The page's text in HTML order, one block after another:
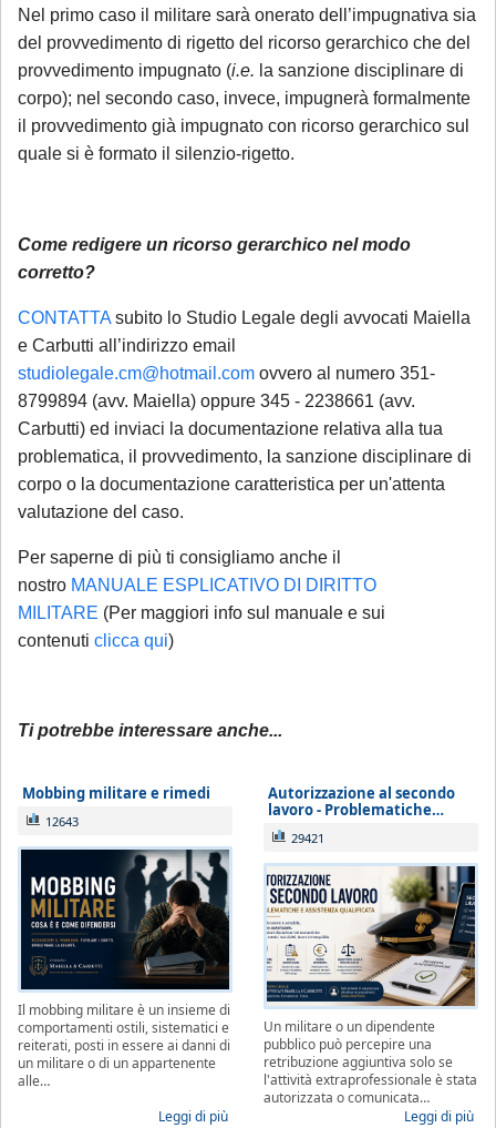
Nel primo caso il militare sarà onerato dell’impugnativa sia
del provvedimento di rigetto del ricorso gerarchico che del
provvedimento impugnato (i.e. la sanzione disciplinare di
corpo); nel secondo caso, invece, impugnerà formalmente
il provvedimento già impugnato con ricorso gerarchico sul
quale si è formato il silenzio-rigetto.
Come redigere un ricorso gerarchico nel modo
corretto?
CONTATTA subito lo Studio Legale degli avvocati Maiella
e Carbutti all’indirizzo email
studiolegale.cm@hotmail.com ovvero al numero 351-
8799894 (avv. Maiella) oppure 345 - 2238661 (avv.
Carbutti) ed inviaci la documentazione relativa alla tua
problematica, il provvedimento, la sanzione disciplinare di
corpo o la documentazione caratteristica per un'attenta
valutazione del caso.
Per saperne di più ti consigliamo anche il
nostro MANUALE ESPLICATIVO DI DIRITTO
MILITARE (Per maggiori info sul manuale e sui
contenuti clicca qui)
Ti potrebbe interessare anche...
Mobbing militare e rimedi
12643
Il mobbing militare è un insieme di
comportamenti ostili, sistematici e
reiterati, posti in essere ai danni di
un militare o di un appartenente
alle…
Leggi di più
Autorizzazione al secondo
lavoro - Problematiche…
29421
Un militare o un dipendente
pubblico può percepire una
retribuzione aggiuntiva solo se
l'attività extraprofessionale è stata
autorizzata o comunicata…
Leggi di più
sarà gestita in videoconferenza a fronte di
un compenso di€ 180,00, in ragione del
periodo di chiusura dello Studio.Si precisa
che tale maggiorazione non comporta un
trattamento prioritario: l'appuntamento
sarà calendarizzato in base alla disponibilità
della questione posta. Se interessato, si
invita a mandare una mail con richiesta di
Sarà comunque garantita assistenza
urgente esclusivamente per le seguenti
casistiche:
avviso di conclusione delle indagini ex
art. 415-bis c.p.p.;
ricorsi, memorie e osservazioni con
periodo di chiusura,
comunicate tempestivamente alla
notifica;
email: la Sua richiesta sarà evasa
da parte dello Studio, che indicherà le
Se è già cliente dello Studio, le richieste
non strettamente urgenti (aggiornamenti
sullo stato della pratica, quesiti generali,
gestione adempimenti processuali
rinviabili) saranno prese in carico al rientro,
a partire dal 1° settembre 2026.